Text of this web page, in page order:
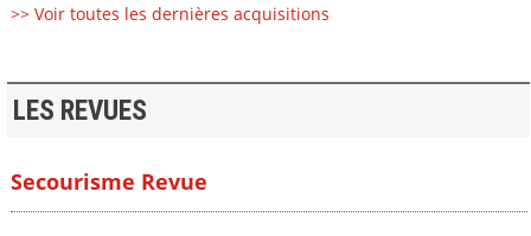
>> Voir toutes les dernières acquisitions
LES REVUES
Secourisme Revue